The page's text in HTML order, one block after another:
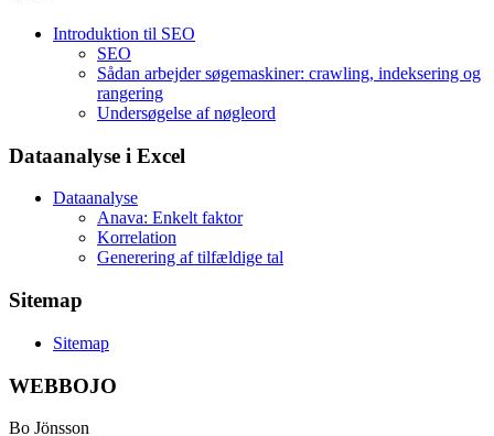
Introduktion til SEO
SEO
Sådan arbejder søgemaskiner: crawling, indeksering og
rangering
Undersøgelse af nøgleord
Dataanalyse i Excel
Dataanalyse
Anava: Enkelt faktor
Korrelation
Generering af tilfældige tal
Sitemap
Sitemap
WEBBOJO
Bo Jönsson